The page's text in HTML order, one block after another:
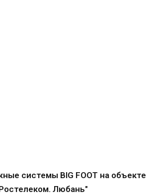
системы BIG FOOT на объекте
Любань"